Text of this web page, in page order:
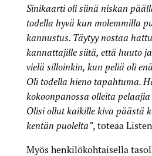
Sinikaarti oli siinä niskan
todella hyvä kun molemmilla
kannustus. Täytyy nostaa
kannattajille siitä, että huuto ja
vielä silloinkin, kun peliä oli
Oli todella hieno tapahtuma.
kokoonpanossa olleita pelaajia
Olisi ollut kaikille kiva päästä
kentän puolelta”, toteaa
Myös henkilökohtaisella